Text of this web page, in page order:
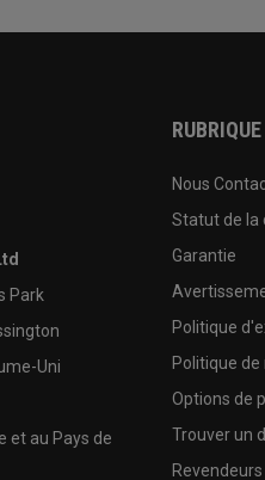
Park
Uni
et au Pays de
Nous
Statut de la
Garantie
Politique
Politique
Options de
Trouver un